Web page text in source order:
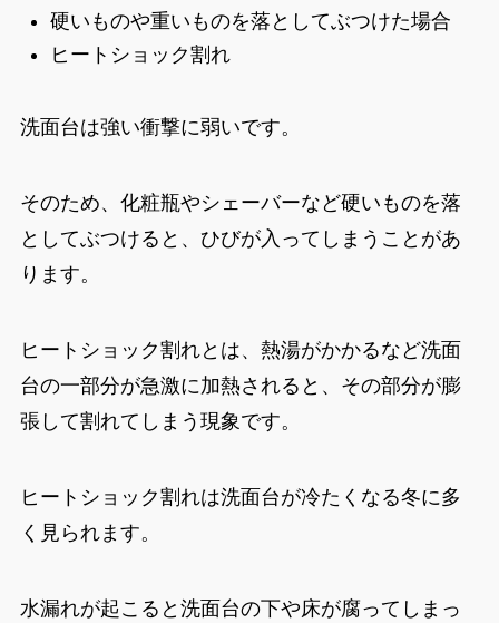
硬いものや重いものを落としてぶつけた場合
ヒートショック割れ
洗面台は強い衝撃に弱いです。
そのため、化粧瓶やシェーバーなど硬いものを落
としてぶつけると、ひびが入ってしまうことがあ
ります。
ヒートショック割れとは、 熱湯がかかるなど洗面
台の一部分が急激に加熱されると、その部分が膨
張して割れてしまう現象です。
ヒートショック割れは洗面台が冷たくなる冬に多
く見られます。
水漏れが起こると洗面台の下や床が腐ってしまっ